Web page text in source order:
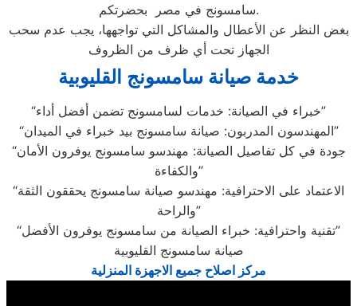
سامسونج في مصر بحضرتكم.
بغض النظر عن الأعطال والمشاكل التي تواجهها، يجب عدم سحب
الجهاز تحت أي ظرف من الظروف
خدمة صيانة سامسونج القليوبية
“خبراء في الصيانة: خدمات لسامسونج تضمن أفضل أداء”
“المهندسون المدربون: صيانة سامسونج بيد خبراء في الميدان”
“جودة في كل تفاصيل الصيانة: مهندسو سامسونج يوفرون الأمان
والكفاءة”
“الاعتماد على الاحترافية: مهندسو صيانة سامسونج يحققون الثقة
والراحة”
“تقنية واحترافية: خبراء الصيانة من سامسونج يوفرون الأفضل”
صيانة سامسونج القليوبية
مركز اصلاح جميع الاجهزة المنزلية